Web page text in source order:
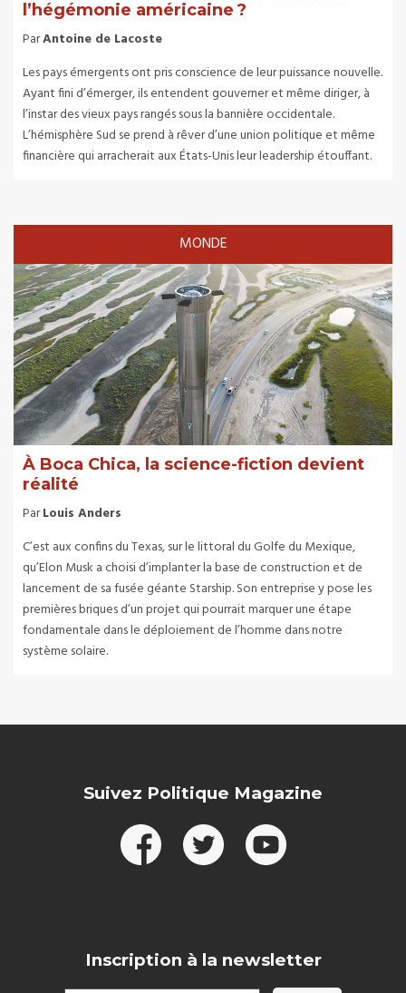
l’hégémonie américaine ?
ParAntoine de Lacoste
Les pays émergents ont pris conscience de leur puissance nouvelle.
Ayant fini d’émerger, ils entendent gouverner et même diriger, à
l’instar des vieux pays rangés sous la bannière occidentale.
L’hémisphère Sud se prend à rêver d’une union politique et même
financière qui arracherait aux États-Unis leur leadership étouffant.
MONDE
À Boca Chica, la science-fiction devient
réalité
ParLouis Anders
C’est aux confins du Texas, sur le littoral du Golfe du Mexique,
qu’Elon Musk a choisi d’implanter la base de construction et de
lancement de sa fusée géante Starship. Son entreprise y pose les
premières briques d’un projet qui pourrait marquer une étape
fondamentale dans le déploiement de l’homme dans notre
système solaire.
Suivez Politique Magazine
Inscription à la newsletter